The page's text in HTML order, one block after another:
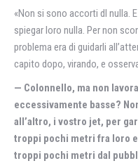
«Non si sono accorti dl nulla.
spiegar loro nulla. Per non
problema era di guidarli
capito dopo, virando, e
— Colonnello, ma non
eccessivamente basse?
all’altro, i vostro jet, per
troppi pochi metri fra loro
troppi pochi metri dal